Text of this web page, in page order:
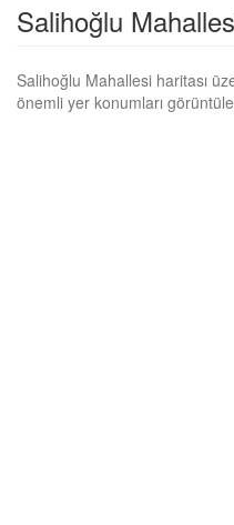
Salihoğlu
Salihoğlu Mahallesi haritası
önemli yer konumları